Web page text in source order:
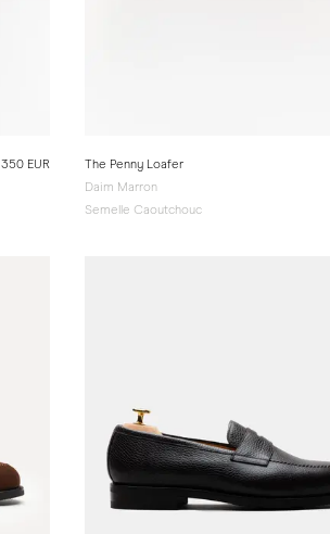
350 EUR
The Penny Loafer
Daim Marron
Semelle Caoutchouc